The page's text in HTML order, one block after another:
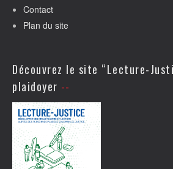
Contact
Plan du site
Découvrez le site “Lecture-
plaidoyer